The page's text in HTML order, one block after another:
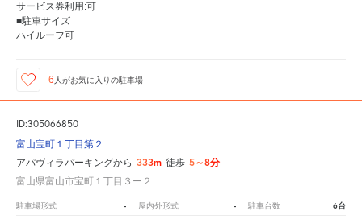
サービス券利用:可
■駐車サイズ
ハイルーフ可
6 人がお気に入りの駐車場
ID:305066850
富山宝町１丁目第２
アパヴィラパーキングから 333m 徒歩 5～8分
富山県富山市宝町１丁目３ー２
駐車場形式 - 屋内外形式 - 駐車台数 6台